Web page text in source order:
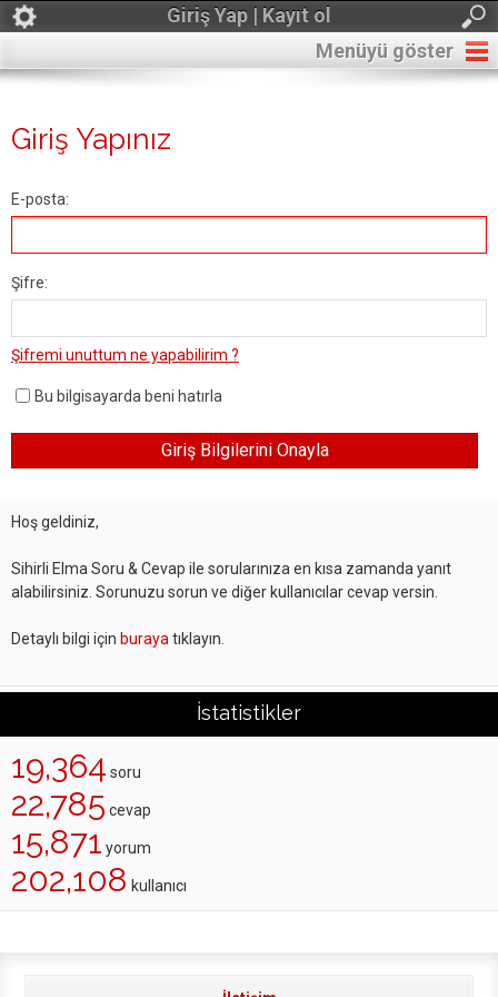
Giriş Yap | Kayıt ol
Menüyü göster
Giriş Yapınız
E-posta:
Şifre:
Şifremi unuttum ne yapabilirim ?
Bu bilgisayarda beni hatırla
Hoş geldiniz,
Sihirli Elma Soru & Cevap ile sorularınıza en kısa zamanda yanıt
alabilirsiniz. Sorunuzu sorun ve diğer kullanıcılar cevap versin.
Detaylı bilgi için buraya tıklayın.
İstatistikler
19,364 soru
22,785 cevap
15,871 yorum
202,108 kullanıcı